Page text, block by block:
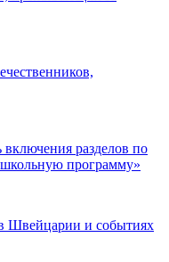
разделов по
школьную программу»
Швейцарии и событиях